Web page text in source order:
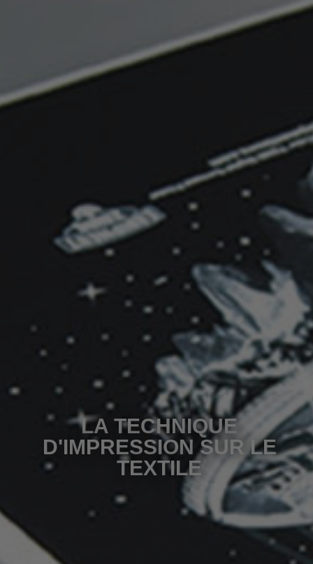
LA TECHNIQUE
D'IMPRESSION SUR LE
TEXTILE